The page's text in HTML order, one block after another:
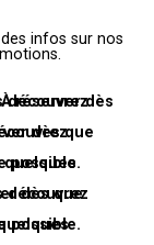
infos sur nos